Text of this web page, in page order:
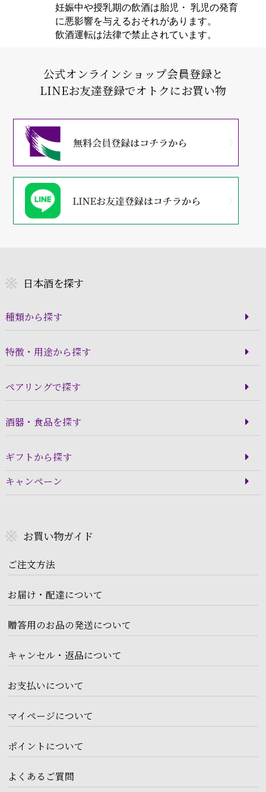
妊娠中や授乳期の飲酒は胎児・ 乳児の発育
に悪影響を与えるおそれがあります。
飲酒運転は法律で禁止されています。
公式オンラインショップ会員登録と
LINEお友達登録でオトクにお買い物
日本酒を探す
種類から探す
特徴・用途から探す
ペアリングで探す
酒器・食品を探す
ギフトから探す
キャンペーン
お買い物ガイド
ご注文方法
お届け・配達について
贈答用のお品の発送について
キャンセル・返品について
お支払いについて
マイページについて
ポイントについて
よくあるご質問